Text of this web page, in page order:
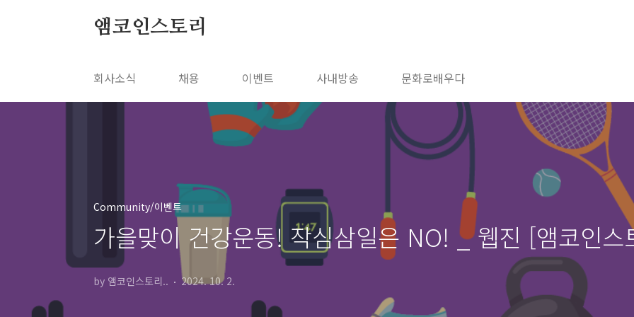
앰코인스토리
회사소식 채용 이벤트 사내방송 문화로배우다
Community/이벤트
가을맞이 건강운동! 작심삼일은 NO! _ 웹진 [앰코인스
by 앰코인스토리.. 2024. 10. 2.